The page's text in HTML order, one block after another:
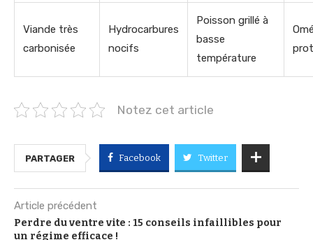
Viande très
carbonisée
Hydrocarbures
nocifs
Poisson grillé à
basse
température
Notez cet article
PARTAGER Facebook Twitter
Article précédent
Perdre du ventre vite : 15 conseils infaillibles pour
un régime efficace !